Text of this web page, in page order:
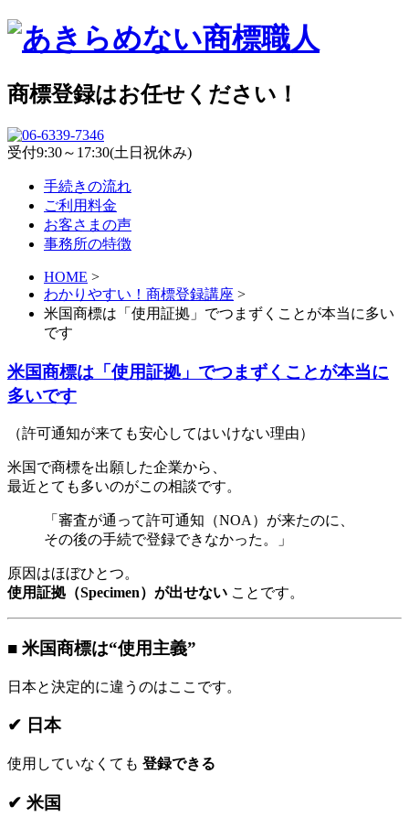
商標登録はお任せください！
受付9:30～17:30(土日祝休み)
手続きの流れ
ご利用料金
お客さまの声
事務所の特徴
HOME >
わかりやすい！商標登録講座 >
米国商標は「使用証拠」でつまずくことが本当に多い
です
米国商標は「使用証拠」でつまずくことが本当に
多いです
（許可通知が来ても安心してはいけない理由）
米国で商標を出願した企業から、
最近とても多いのがこの相談です。
「審査が通って許可通知（NOA）が来たのに、
その後の手続で登録できなかった。」
原因はほぼひとつ。
使用証拠（Specimen）が出せない ことです。
■ 米国商標は“使用主義”
日本と決定的に違うのはここです。
✔ 日本
使用していなくても 登録できる
✔ 米国